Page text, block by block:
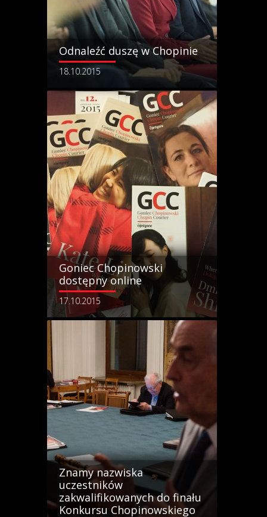
Odnaleźć duszę w Chopinie
18.10.2015
Goniec Chopinowski
dostępny online
17.10.2015
Znamy nazwiska
uczestników
zakwalifikowanych do finału
Konkursu Chopinowskiego